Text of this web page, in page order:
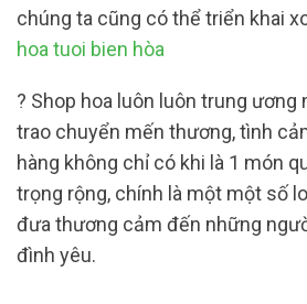
chúng ta cũng có thể triển khai
hoa tuoi bien hòa
? Shop hoa luôn luôn trung ương
trao chuyển mến thương, tình
hàng không chỉ có khi là 1 món
trọng rộng, chính là một một số
đưa thương cảm đến những
đình yêu.